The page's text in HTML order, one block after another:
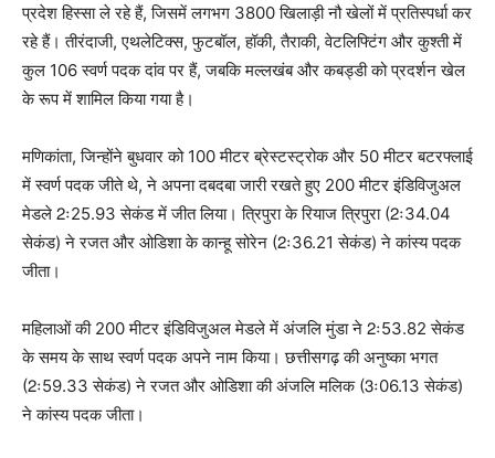
प्रदेश हिस्सा ले रहे हैं, जिसमें लगभग 3800 खिलाड़ी नौ खेलों में प्रतिस्पर्धा कर
रहे हैं। तीरंदाजी, एथलेटिक्स, फुटबॉल, हॉकी, तैराकी, वेटलिफ्टिंग और कुश्ती में
कुल 106 स्वर्ण पदक दांव पर हैं, जबकि मल्लखंब और कबड्डी को प्रदर्शन खेल
के रूप में शामिल किया गया है।
मणिकांता, जिन्होंने बुधवार को 100 मीटर ब्रेस्टस्ट्रोक और 50 मीटर बटरफ्लाई
में स्वर्ण पदक जीते थे, ने अपना दबदबा जारी रखते हुए 200 मीटर इंडिविजुअल
मेडले 2ः25.93 सेकंड में जीत लिया। त्रिपुरा के रियाज त्रिपुरा (2ः34.04
सेकंड) ने रजत और ओडिशा के कान्हू सोरेन (2ः36.21 सेकंड) ने कांस्य पदक
जीता।
महिलाओं की 200 मीटर इंडिविजुअल मेडले में अंजलि मुंडा ने 2ः53.82 सेकंड
के समय के साथ स्वर्ण पदक अपने नाम किया। छत्तीसगढ़ की अनुष्का भगत
(2ः59.33 सेकंड) ने रजत और ओडिशा की अंजलि मलिक (3ः06.13 सेकंड)
ने कांस्य पदक जीता।